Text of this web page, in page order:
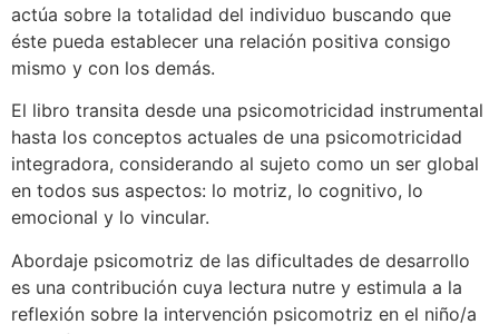
actúa sobre la totalidad del individuo buscando que
éste pueda establecer una relación positiva consigo
mismo y con los demás.
El libro transita desde una psicomotricidad instrumental
hasta los conceptos actuales de una psicomotricidad
integradora, considerando al sujeto como un ser global
en todos sus aspectos: lo motriz, lo cognitivo, lo
emocional y lo vincular.
Abordaje psicomotriz de las dificultades de desarrollo
es una contribución cuya lectura nutre y estimula a la
reflexión sobre la intervención psicomotriz en el niño/a